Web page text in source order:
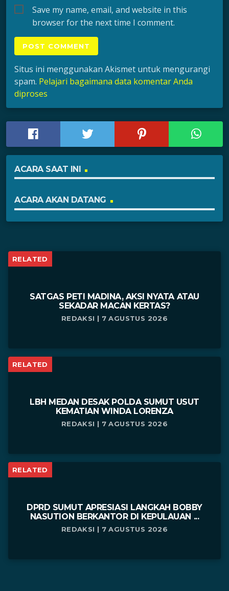
Save my name, email, and website in this
browser for the next time I comment.
Situs ini menggunakan Akismet untuk mengurangi
spam. Pelajari bagaimana data komentar Anda
diproses
ACARA SAAT INI
ACARA AKAN DATANG
RELATED
SATGAS PETI MADINA, AKSI NYATA ATAU
SEKADAR MACAN KERTAS?
REDAKSI | 7 AGUSTUS 2026
RELATED
LBH MEDAN DESAK POLDA SUMUT USUT
KEMATIAN WINDA LORENZA
REDAKSI | 7 AGUSTUS 2026
RELATED
DPRD SUMUT APRESIASI LANGKAH BOBBY
NASUTION BERKANTOR DI KEPULAUAN ...
REDAKSI | 7 AGUSTUS 2026